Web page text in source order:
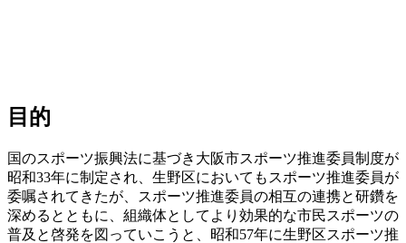
目的
国のスポーツ振興法に基づき大阪市スポーツ推進委員制度が
昭和33年に制定され、生野区においてもスポーツ推進委員が
委嘱されてきたが、スポーツ推進委員の相互の連携と研鑽を
深めるとともに、組織体としてより効果的な市民スポーツの
普及と啓発を図っていこうと、昭和57年に生野区スポーツ推